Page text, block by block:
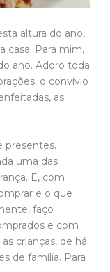
altura do ano,
casa. Para mim,
ano. Adoro toda
o convívio
as
presentes.
uma das
E, com
e o que
faço
e com
crianças, de há
de família. Para